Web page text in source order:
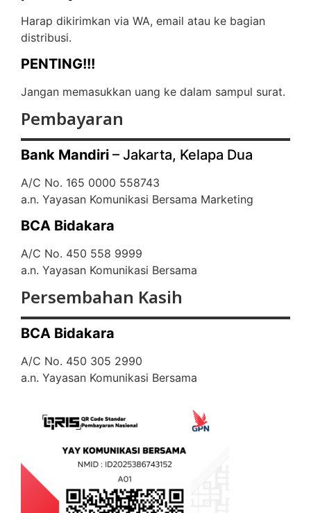
Harap dikirimkan via WA, email atau ke bagian
distribusi.
PENTING!!!
Jangan memasukkan uang ke dalam sampul surat.
Pembayaran
Bank Mandiri – Jakarta, Kelapa Dua
A/C No. 165 0000 558743
a.n. Yayasan Komunikasi Bersama Marketing
BCA Bidakara
A/C No. 450 558 9999
a.n. Yayasan Komunikasi Bersama
Persembahan Kasih
BCA Bidakara
A/C No. 450 305 2990
a.n. Yayasan Komunikasi Bersama